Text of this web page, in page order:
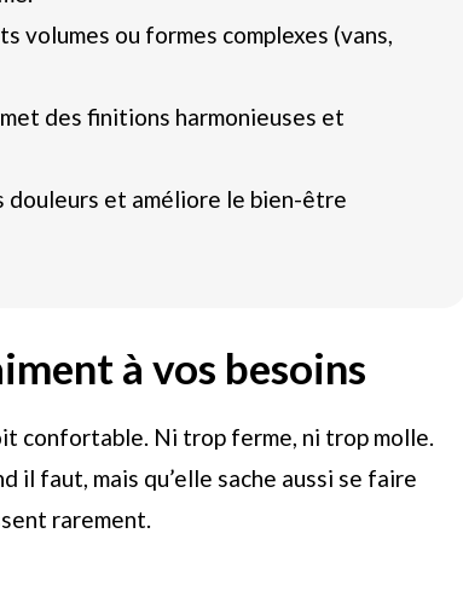
volumes ou formes complexes (vans,
des finitions harmonieuses et
douleurs et améliore le bien-être
à vos besoins
confortable. Ni trop ferme, ni trop molle.
il faut, mais qu’elle sache aussi se faire
rarement.